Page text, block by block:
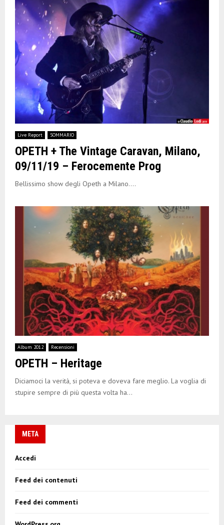
Live Report SOMMARIO
OPETH + The Vintage Caravan, Milano,
09/11/19 – Ferocemente Prog
Bellissimo show degli Opeth a Milano....
Album 2012 Recensioni
OPETH – Heritage
Diciamoci la verità, si poteva e doveva fare meglio. La voglia di
stupire sempre di più questa volta ha...
META
Accedi
Feed dei contenuti
Feed dei commenti